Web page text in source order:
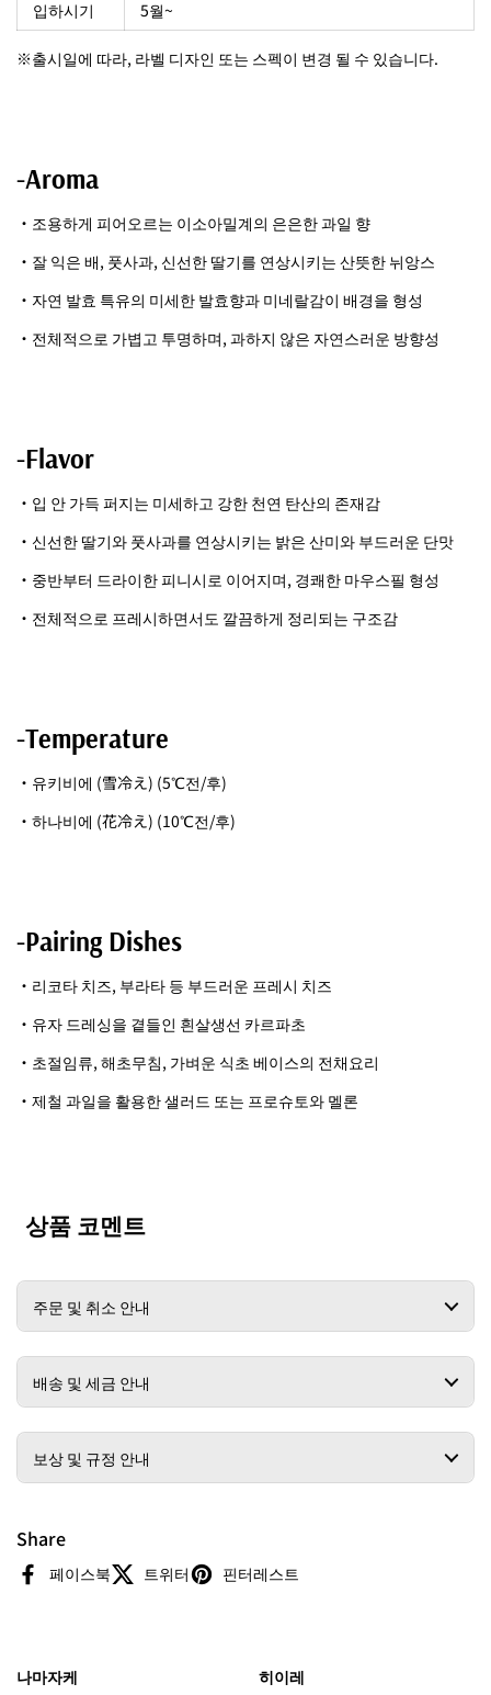
입하시기 5월~
※출시일에 따라, 라벨 디자인 또는 스펙이 변경 될 수 있습니다.
-Aroma
・조용하게 피어오르는 이소아밀계의 은은한 과일 향
・잘 익은 배, 풋사과, 신선한 딸기를 연상시키는 산뜻한 뉘앙스
・자연 발효 특유의 미세한 발효향과 미네랄감이 배경을 형성
・전체적으로 가볍고 투명하며, 과하지 않은 자연스러운 방향성
-Flavor
・입 안 가득 퍼지는 미세하고 강한 천연 탄산의 존재감
・신선한 딸기와 풋사과를 연상시키는 밝은 산미와 부드러운 단맛
・중반부터 드라이한 피니시로 이어지며, 경쾌한 마우스필 형성
・전체적으로 프레시하면서도 깔끔하게 정리되는 구조감
-Temperature
・유키비에 (雪冷え) (5℃전/후)
・하나비에 (花冷え) (10℃전/후)
-Pairing Dishes
・리코타 치즈, 부라타 등 부드러운 프레시 치즈
・유자 드레싱을 곁들인 흰살생선 카르파초
・초절임류, 해초무침, 가벼운 식초 베이스의 전채요리
・제철 과일을 활용한 샐러드 또는 프로슈토와 멜론
상품 코멘트
주문 및 취소 안내
배송 및 세금 안내
보상 및 규정 안내
Share
페이스북 트위터 핀터레스트
나마자케 히이레